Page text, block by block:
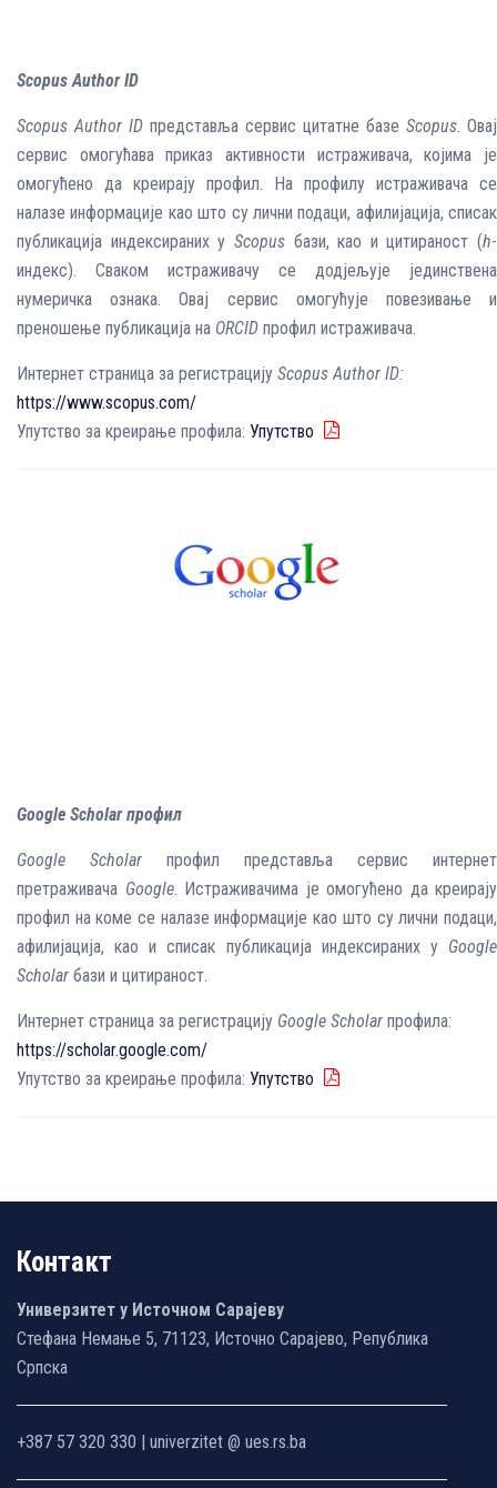
Scopus Author ID
Scopus Author ID представља сервис цитатне базе Scopus. Овај
сервис омогућава приказ активности истраживача, којима је
омогућено да креирају профил. На профилу истраживача се
налазе информације као што су лични подаци, афилијација, списак
публикација индексираних у Scopusбази, као и цитираност (h-
индекс). Сваком истраживачу се додјељује јединствена
нумеричка ознака. Овај сервис омогућује повезивање и
преношење публикација на ORCID профил истраживача.
Интернет страница за регистрацију Scopus Author ID:
https://www.scopus.com/
Упутство за креирање профила: Упутство
Google Scholar профил
Google Scholar профил представља сервис интернет
претраживача Google. Истраживачима је омогућено да креирају
профил на коме се налазе информације као што су лични подаци,
афилијација, као и списак публикација индексираних у Google
Scholar бази и цитираност.
Интернет страница за регистрацију Google Scholar профила:
https://scholar.google.com/
Упутство за креирање профила: Упутство
Контакт
Универзитет у Источном Сарајеву
Стефана Немање 5, 71123, Источно Сарајево, Република
Српска
+387 57 320 330 | univerzitet @ ues.rs.ba